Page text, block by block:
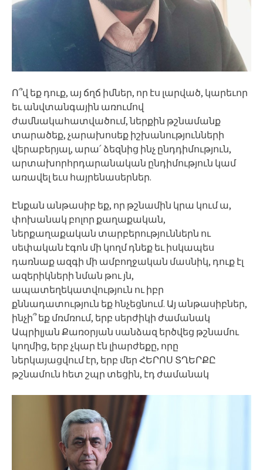
Ո՞վ եք դուք, այ ճղճ իմներ, որ էս լարված, կարեւոր
եւ անվտանգային առումով
ժամնակահատվածում, ներքին թշնամանք
տարածեք, չարախոսեք իշխանությունների
վերաբերյալ, արա՛ ձեզնից ինչ ընդդիմություն,
արտախորհրդարանական ընդիմություն կամ
առավել եւս հայրենասերներ.
Էնքան անթասիբ եք, որ թշնամին կրա կում ա,
փոխանակ բոլոր քաղաքական,
ներքաղաքական տարբերություններն ու
սեփական էգոն մի կողմ դնեք եւ իսկապես
դառնաք ազգի մի ամբողջական մասնիկ, դուք էլ
ազերիկների նման թու յն,
ապատեղեկատվություն ու իբր
քննադատություն եք հնչեցնում. Այ անթասիբներ,
ինչի՞ եք մռմռում, երբ սերժիկի ժամանակ
Ապրիլյան Քառօրյան սանձազ երծվեց թշնամու
կողմից, երբ չկար էն լիարժեքը, որը
ներկայացվում էր, երբ մեր ՀԵՐՈՍ ՏՂԵՐՔԸ
թշնամուն հետ շպր տեցին, էդ ժամանակ